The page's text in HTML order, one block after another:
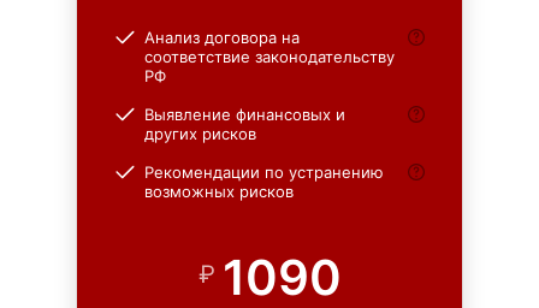
Анализ договора на
соответствие законодательству
РФ
Выявление финансовых и
других рисков
Рекомендации по устранению
возможных рисков
₽ 1090